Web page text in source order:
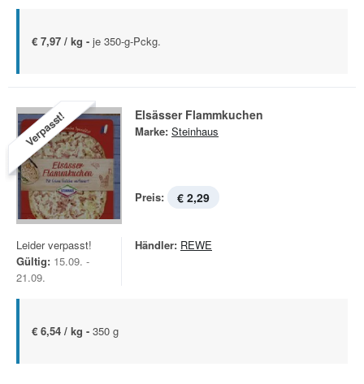
€ 7,97 / kg - je 350-g-Pckg.
Verpasst! Elsässer Flammkuchen
Marke: Steinhaus
Preis: € 2,29
Leider verpasst!
Gültig: 15.09. -
21.09.
Händler: REWE
€ 6,54 / kg - 350 g